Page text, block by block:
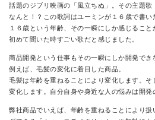
話題のジブリ映画の「風立ちぬ」。その主題歌
なんと！？この歌詞はユーミンが１６歳で書い
１６歳という年齢、その一瞬にしか感じること
初めて聞いた時すごい歌だと感じました。
商品開発という仕事もその一瞬にしか開発でき
例えば、毛髪の変化に着目した商品。
毛髪は年齢を重ねることにより変化します。
変化します。自分自身や身近な人の悩みは開発
弊社商品でいえば、年齢を重ねることにより